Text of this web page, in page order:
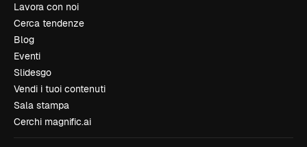
Lavora con noi
Cerca tendenze
Blog
Eventi
Slidesgo
Vendi i tuoi contenuti
Sala stampa
Cerchi magnific.ai